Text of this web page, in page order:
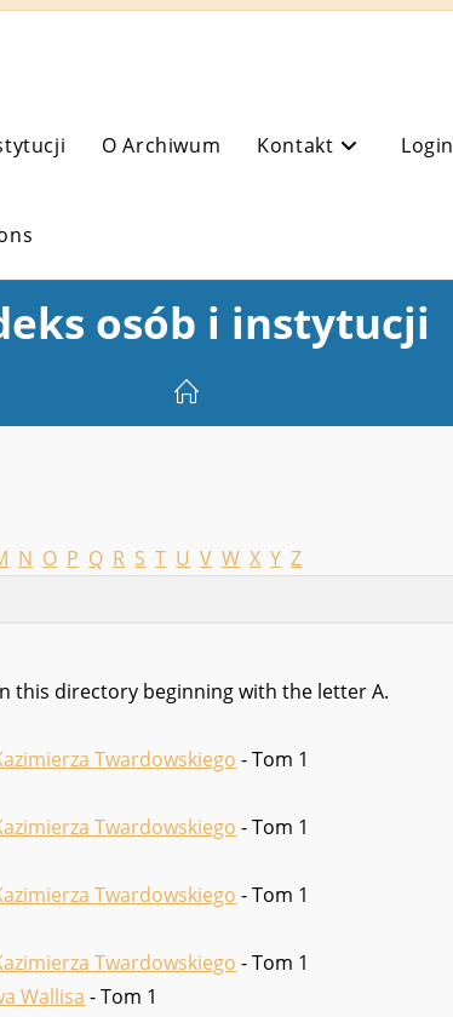
O Archiwum Kontakt Login
osób i instytucji
N O P Q R S T U V W X Y Z
this directory beginning with the letter A.
Twardowskiego - Tom 1
Twardowskiego - Tom 1
Twardowskiego - Tom 1
Twardowskiego - Tom 1
Wallisa - Tom 1